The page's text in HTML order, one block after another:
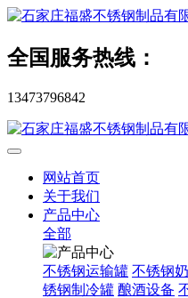
全国服务热线：
13473796842
网站首页
关于我们
产品中心
全部
不锈钢运输罐 不锈钢
锈钢制冷罐 酿酒设备